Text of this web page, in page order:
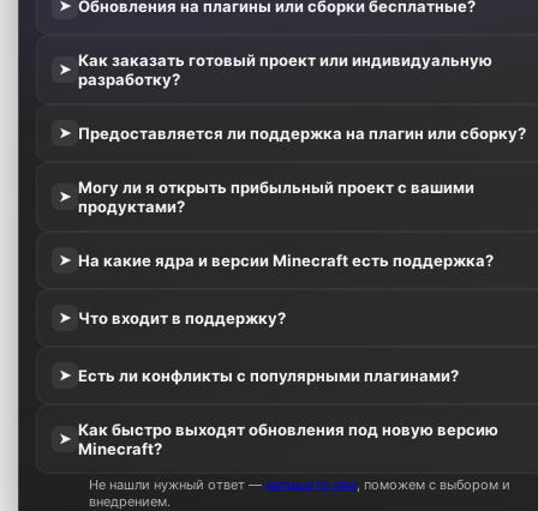
➤ Обновления на плагины или сборки бесплатные?
➤ Как заказать готовый проект или индивидуальную
разработку?
➤ Предоставляется ли поддержка на плагин или сборку?
➤ Могу ли я открыть прибыльный проект с вашими
продуктами?
➤ На какие ядра и версии Minecraft есть поддержка?
➤ Что входит в поддержку?
➤ Есть ли конфликты с популярными плагинами?
➤ Как быстро выходят обновления под новую версию
Minecraft?
Не нашли нужный ответ —напишите нам , поможем с выбором и
внедрением.